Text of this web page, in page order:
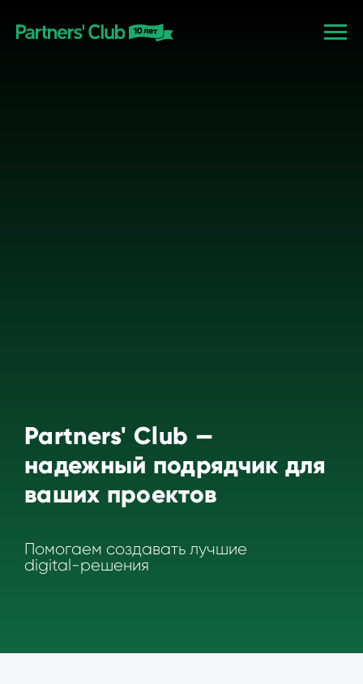
Partners' Club —
надежный подрядчик для
ваших проектов
Помогаем создавать лучшие
digital-решения